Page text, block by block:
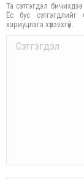
Та сэтгэгдэл
Ёс бус сэтгэгдлийг
хариуцлага хүлээхгүй.
Comment